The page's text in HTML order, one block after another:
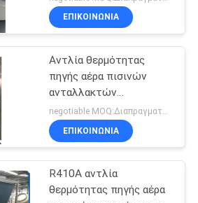
R410a 18kw
ΕΠΙΚΟΙΝΩΝΙΑ
Αντλία θερμότητας
πηγής αέρα πισινών
ανταλλακτών
θερμότητας τιτανίου
R410A
negotiable MOQ:Διαπραγματεύσιμος
ΕΠΙΚΟΙΝΩΝΙΑ
R410A αντλία
θερμότητας πηγής αέρα